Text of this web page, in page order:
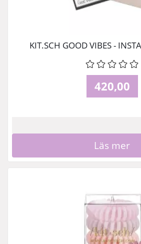
KIT.SCH GOOD VIBES -
420,00
Läs mer